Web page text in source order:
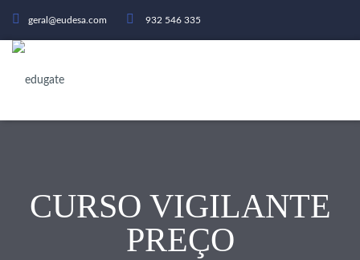
geral@eudesa.com 932 546 335
CURSO VIGILANTE
PREÇO